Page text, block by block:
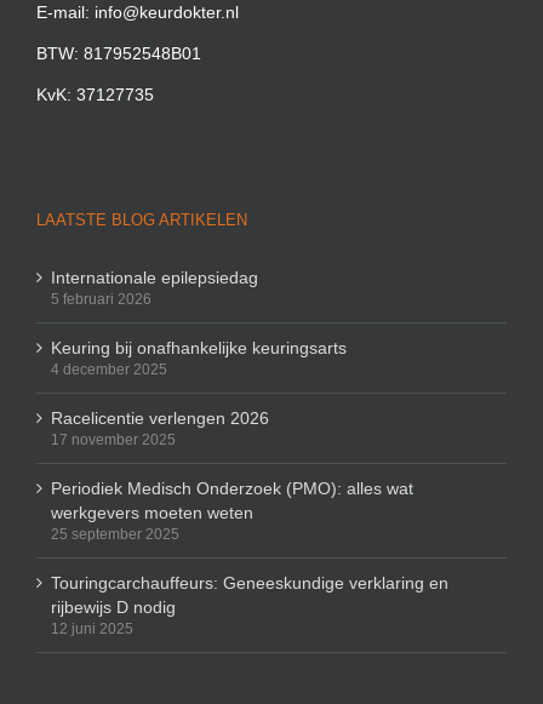
E-mail: info@keurdokter.nl
BTW: 817952548B01
KvK: 37127735
LAATSTE BLOG ARTIKELEN
Internationale epilepsiedag
5 februari 2026
Keuring bij onafhankelijke keuringsarts
4 december 2025
Racelicentie verlengen 2026
17 november 2025
Periodiek Medisch Onderzoek (PMO): alles wat
werkgevers moeten weten
25 september 2025
Touringcarchauffeurs: Geneeskundige verklaring en
rijbewijs D nodig
12 juni 2025